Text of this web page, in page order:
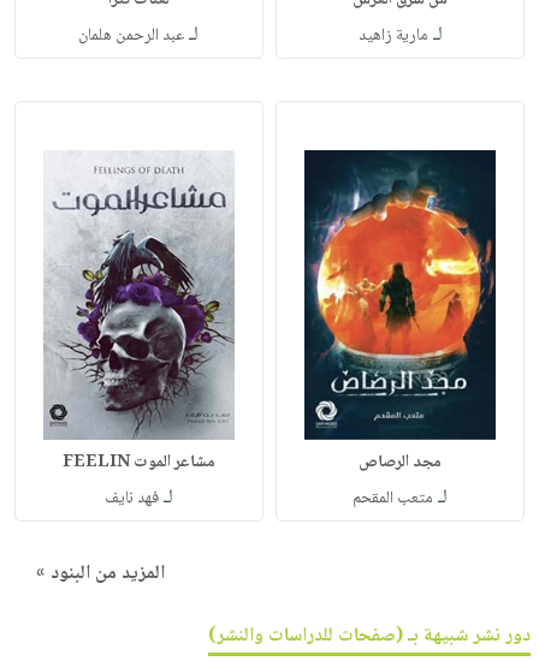
لـ مارية زاهيد لـعبد الرحمن هلمان
مجد الرصاص
لـ متعب المقحم‎
مشاعر الموت FEELIN
لـفهد نايف‎
المزيد من البنود »
دور نشر شبيهة بـ (صفحات للدراسات والنشر)